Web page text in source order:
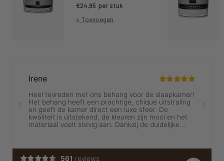
Kortings
prijs
€24,95 per stuk
+ Toevoegen